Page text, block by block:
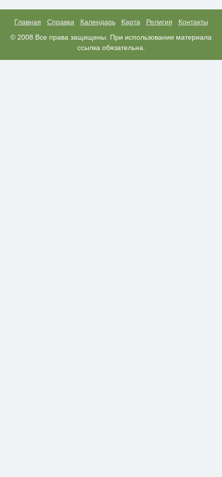
Главная Справка Календарь Карта Религия
Контакты
© 2008 Все права защищены. При использовании материала
ссылка обязательна.
i
Скрытые признаки рака: на такое
никто не обращает внимание, а